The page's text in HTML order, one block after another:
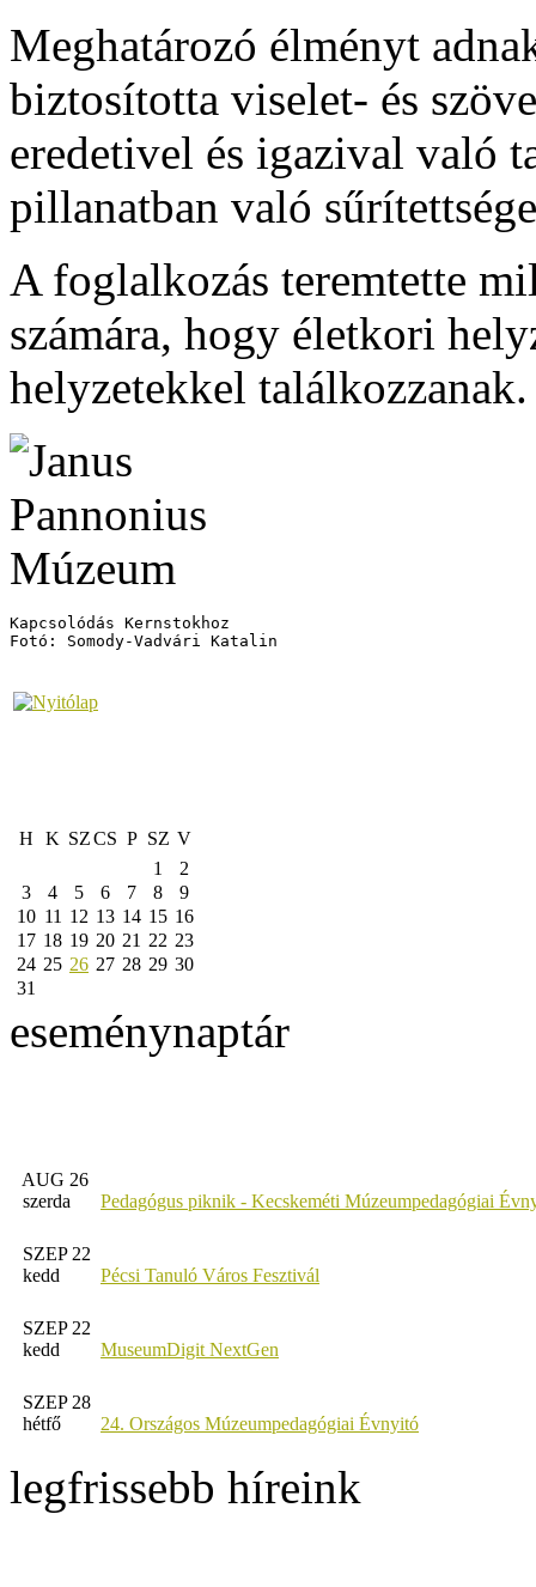
Meghatározó élményt
biztosította viselet- és
eredetivel és igazival való
pillanatban való
A foglalkozás teremtette
számára, hogy életkori
helyzetekkel találkozzanak.
Kapcsolódás Kernstokhoz
Fotó: Somody-Vadvári Katalin
H K SZCS P SZ V
1
2
3
4 5 6 7 8
9
10 11 12 13 14 15 16
17 18 19 20 21 22 23
24 25 26 27 28 29 30
31
eseménynaptár
AUG 26
szerda
Pedagógus piknik - Kecskeméti Múzeumpedagógiai
SZEP 22
kedd
Pécsi Tanuló Város Fesztivál
SZEP 22
kedd
MuseumDigit NextGen
SZEP 28
hétfő
24. Országos Múzeumpedagógiai Évnyitó
legfrissebb híreink